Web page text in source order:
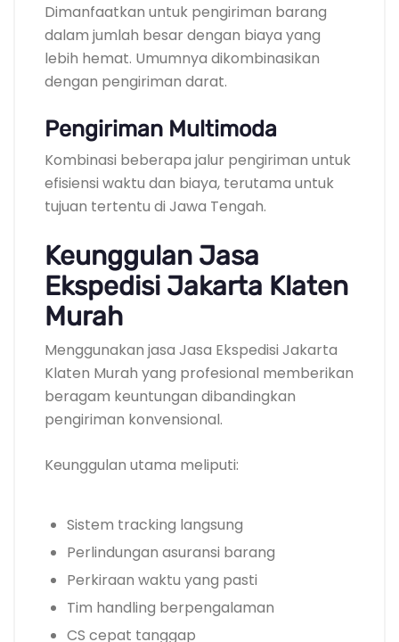
Dimanfaatkan untuk pengiriman barang
dalam jumlah besar dengan biaya yang
lebih hemat. Umumnya dikombinasikan
dengan pengiriman darat.
Pengiriman Multimoda
Kombinasi beberapa jalur pengiriman untuk
efisiensi waktu dan biaya, terutama untuk
tujuan tertentu di Jawa Tengah.
Keunggulan Jasa
Ekspedisi Jakarta Klaten
Murah
Menggunakan jasa Jasa Ekspedisi Jakarta
Klaten Murah yang profesional memberikan
beragam keuntungan dibandingkan
pengiriman konvensional.
Keunggulan utama meliputi:
Sistem tracking langsung
Perlindungan asuransi barang
Perkiraan waktu yang pasti
Tim handling berpengalaman
CS cepat tanggap